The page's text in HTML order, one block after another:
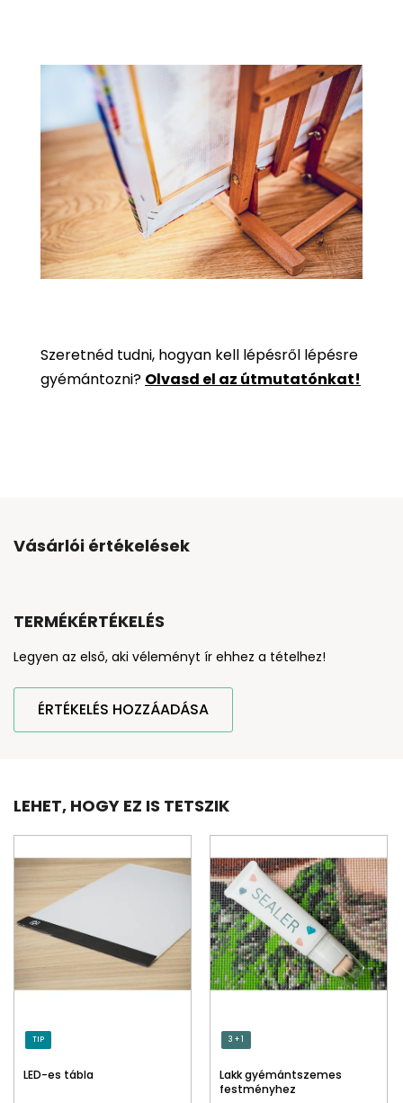
Szeretnéd tudni, hogyan kell lépésről lépésre
gyémántozni? Olvasd el az útmutatónkat!
Vásárlói értékelések
TERMÉKÉRTÉKELÉS
Legyen az első, aki véleményt ír ehhez a tételhez!
ÉRTÉKELÉS HOZZÁADÁSA
LEHET, HOGY EZ IS TETSZIK
TIP
LED-es tábla
3 + 1
Lakk gyémántszemes
festményhez